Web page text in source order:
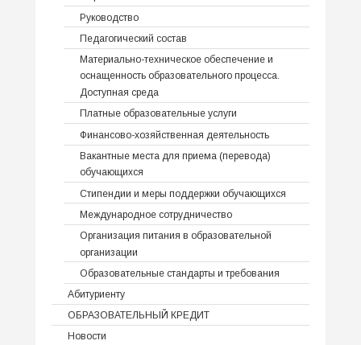
Руководство
Педагогический состав
Материально-техническое обеспечение и
оснащенность образовательного процесса.
Доступная среда
Платные образовательные услуги
Финансово-хозяйственная деятельность
Вакантные места для приема (перевода)
обучающихся
Стипендии и меры поддержки обучающихся
Международное сотрудничество
Организация питания в образовательной
организации
Образовательные стандарты и требования
Абитуриенту
ОБРАЗОВАТЕЛЬНЫЙ КРЕДИТ
Новости